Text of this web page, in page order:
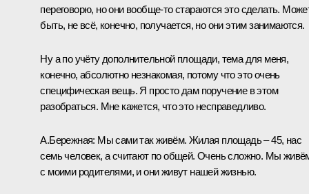
переговорю, но они вообще‑то стараются это сделать.
быть, не всё, конечно, получается, но они этим занимаются.
Ну а по учёту дополнительной площади, тема для меня,
конечно, абсолютно незнакомая, потому что это очень
специфическая вещь. Я просто дам поручение в этом
разобраться. Мне кажется, что это несправедливо.
А.Бережная: Мы сами так живём. Жилая площадь – 45, нас
семь человек, а считают по общей. Очень сложно. Мы
с моими родителями, и они живут нашей жизнью.